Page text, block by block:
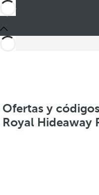
Ofertas y
Royal Hideaway